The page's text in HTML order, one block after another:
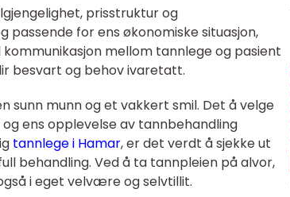
prisstruktur og
for ens økonomiske situasjon,
mellom tannlege og pasient
besvart og behov ivaretatt.
sunn munn og et vakkert smil. Det å velge
ens opplevelse av tannbehandling
tannlege i Hamar, er det verdt å sjekke ut
behandling. Ved å ta tannpleien på alvor,
i eget velvære og selvtillit.